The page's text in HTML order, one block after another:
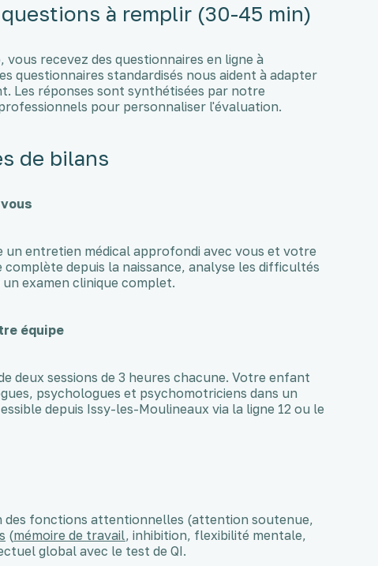
à remplir (30-45 min)
recevez des questionnaires en ligne à
questionnaires standardisés nous aident à adapter
Les réponses sont synthétisées par notre
pour personnaliser l'évaluation.
de bilans
un entretien médical approfondi avec vous et votre
depuis la naissance, analyse les difficultés
examen clinique complet.
équipe
deux sessions de 3 heures chacune. Votre enfant
psychologues et psychomotriciens dans un
depuis Issy-les-Moulineaux via la ligne 12 ou le
des fonctions attentionnelles (attention soutenue,
(mémoire de travail, inhibition, flexibilité mentale,
global avec le test de QI.